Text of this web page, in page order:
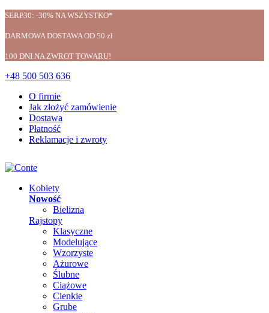
SERP30: -30% NA WSZYSTKO*
DARMOWA DOSTAWA OD 50 zł
100 DNI NA ZWROT TOWARU!
+48 500 503 636
O firmie
Jak złożyć zamówienie
Dostawa
Płatność
Reklamacje i zwroty
Kobiety
Nowość
Bielizna
Rajstopy
Klasyczne
Modelujące
Wzorzyste
Ażurowe
Ślubne
Ciążowe
Cienkie
Grube